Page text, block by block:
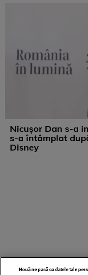
Nicușor Dan s-a
s-a întâmplat
Disney
Nouă ne pasă ca datele tale